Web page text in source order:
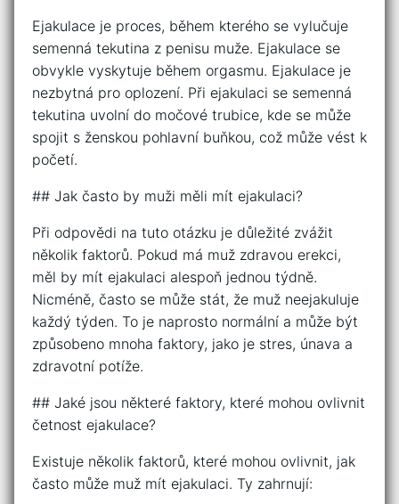
Ejakulace je proces, během kterého se vylučuje
semenná tekutina z penisu muže. Ejakulace se
obvykle vyskytuje během orgasmu. Ejakulace je
nezbytná pro oplození. Při ejakulaci se semenná
tekutina uvolní do močové trubice, kde se může
spojit s ženskou pohlavní buňkou, což může vést k
početí.
## Jak často by muži měli mít ejakulaci?
Při odpovědi na tuto otázku je důležité zvážit
několik faktorů. Pokud má muž zdravou erekci,
měl by mít ejakulaci alespoň jednou týdně.
Nicméně, často se může stát, že muž neejakuluje
každý týden. To je naprosto normální a může být
způsobeno mnoha faktory, jako je stres, únava a
zdravotní potíže.
## Jaké jsou některé faktory, které mohou ovlivnit
četnost ejakulace?
Existuje několik faktorů, které mohou ovlivnit, jak
často může muž mít ejakulaci. Ty zahrnují: